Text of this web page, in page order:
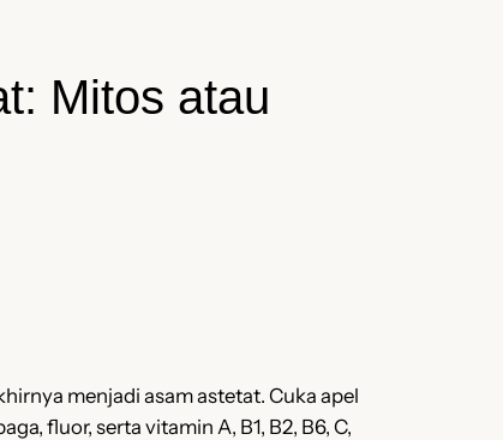
Mitos atau
menjadi asam astetat. Cuka apel
fluor, serta vitamin A, B1, B2, B6, C,